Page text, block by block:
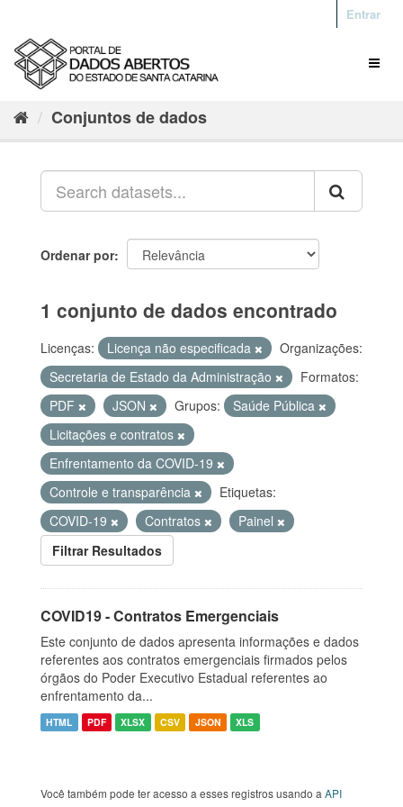
Entrar
Conjuntos de dados
Ordenar por
1 conjunto de dados encontrado
Licenças: Licença não especificada
Organizações:
Secretaria de Estado da Administração
Formatos:
PDF
JSON Grupos:
Saúde Pública
Licitações e contratos
Enfrentamento da COVID-19
Controle e transparência
Etiquetas:
COVID-19
Contratos
Painel
Filtrar Resultados
COVID19 - Contratos Emergenciais
Este conjunto de dados apresenta informações e dados
referentes aos contratos emergenciais firmados pelos
órgãos do Poder Executivo Estadual referentes ao
enfrentamento da...
HTML PDF XLSX CSV JSON XLS
Você também pode ter acesso a esses registros usando a API